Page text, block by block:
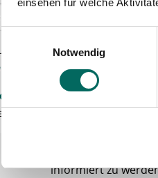
Einwilligungsauswahl
Notwendig
Dokumente sind zu
zu einem
absenden
Service, Talentzeit
Ich möchte den
informiert zu